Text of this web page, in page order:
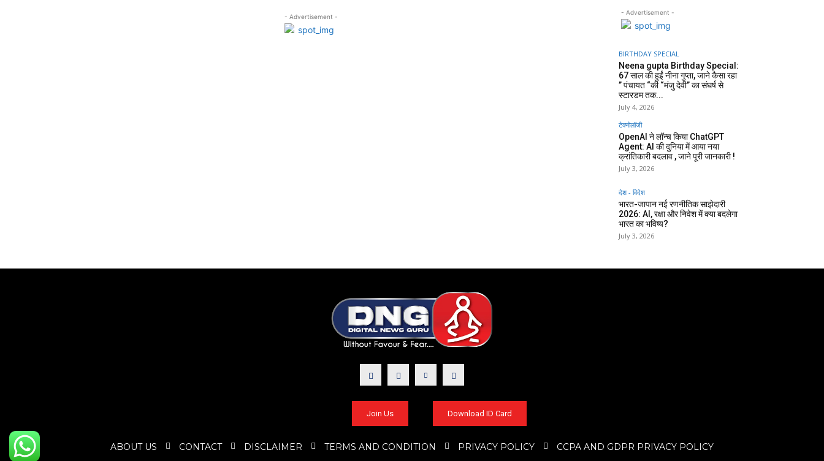
- Advertisement -
- Advertisement -
BIRTHDAY SPECIAL
Neena gupta Birthday Special:
67 साल की हुईं नीना गुप्ता, जाने कैसा रहा
” पंचायत “की “मंजु देवी” का संघर्ष से
स्टारडम तक...
July 4, 2026
टेक्नोलॉजी
OpenAI ने लॉन्च किया ChatGPT
Agent: AI की दुनिया में आया नया
क्रांतिकारी बदलाव , जाने पूरी जानकारी !
July 3, 2026
देश - विदेश
भारत-जापान नई रणनीतिक साझेदारी
2026: AI, रक्षा और निवेश में क्या बदलेगा
भारत का भविष्य?
July 3, 2026
Join Us Download ID Card
ABOUT US CONTACT DISCLAIMER TERMS AND CONDITION PRIVACY POLICY CCPA AND GDPR PRIVACY POLICY